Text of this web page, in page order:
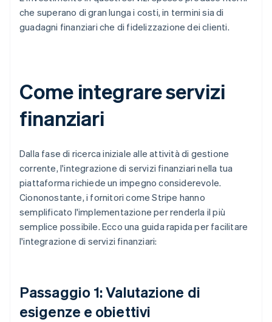
che superano di gran lunga i costi, in termini sia di
guadagni finanziari che di fidelizzazione dei clienti.
Come integrare servizi
finanziari
Dalla fase di ricerca iniziale alle attività di gestione
corrente, l'integrazione di servizi finanziari nella tua
piattaforma richiede un impegno considerevole.
Ciononostante, i fornitori come Stripe hanno
semplificato l'implementazione per renderla il più
semplice possibile. Ecco una guida rapida per facilitare
l'integrazione di servizi finanziari:
Passaggio 1: Valutazione di
esigenze e obiettivi